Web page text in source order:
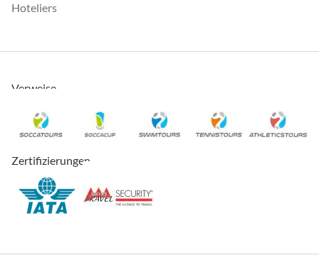
Hoteliers
Verweise
Zertifizierungen